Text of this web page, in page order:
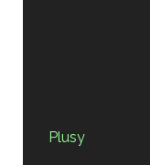
Plusy